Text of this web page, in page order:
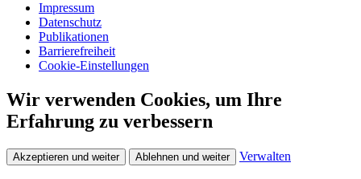
Impressum
Datenschutz
Publikationen
Barrierefreiheit
Cookie-Einstellungen
Wir verwenden Cookies, um Ihre
Erfahrung zu verbessern
Akzeptieren und weiter Ablehnen und weiter Verwalten